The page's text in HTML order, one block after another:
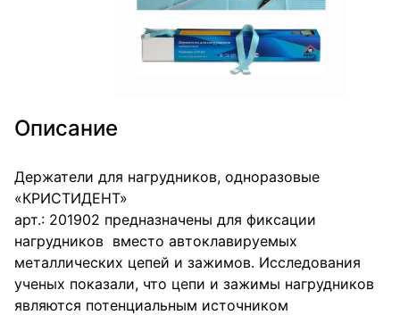
Описание
Держатели для нагрудников, одноразовые
«КРИСТИДЕНТ»
арт.: 201902 предназначены для фиксации
нагрудников вместо автоклавируемых
металлических цепей и зажимов. Исследования
ученых показали, что цепи и зажимы нагрудников
являются потенциальным источником